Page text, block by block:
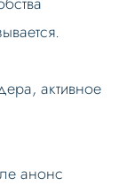
активное
анонс